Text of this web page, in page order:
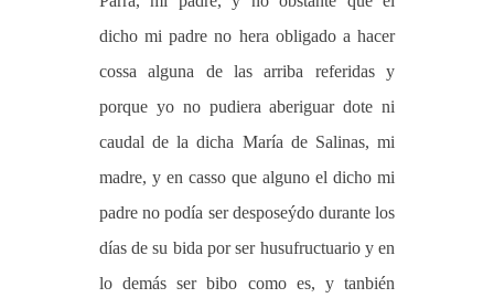
dicho mi padre no hera obligado a hacer
cossa alguna de las arriba referidas y
porque yo no pudiera aberiguar dote ni
caudal de la dicha María de Salinas, mi
madre, y en casso que alguno el dicho mi
padre no podía ser desposeýdo durante los
días de su bida por ser husufructuario y en
lo demás ser bibo como es, y tanbién